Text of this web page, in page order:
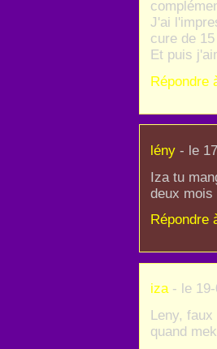
J'ai
cure de
Et puis
Répondre
lény- le
Iza tu
deux
Répondre
iza- le 19-
Leny,
quand